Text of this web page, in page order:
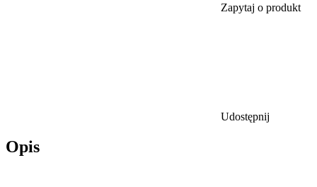
Zapytaj o produkt
Udostępnij
Opis